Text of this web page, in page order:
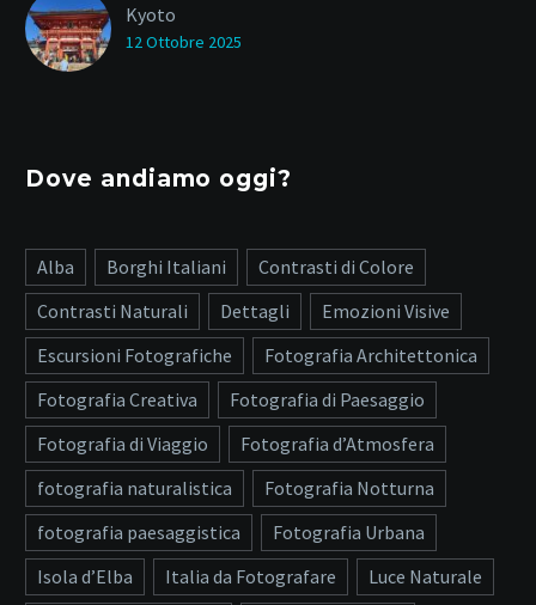
Kyoto
12 Ottobre 2025
Dove andiamo oggi?
Alba Borghi Italiani
Contrasti di Colore
Contrasti Naturali
Dettagli
Emozioni Visive
Escursioni Fotografiche
Fotografia Architettonica
Fotografia Creativa
Fotografia di Paesaggio
Fotografia di Viaggio
Fotografia d’Atmosfera
fotografia naturalistica
Fotografia Notturna
fotografia paesaggistica
Fotografia Urbana
Isola d’Elba
Italia da Fotografare
Luce Naturale